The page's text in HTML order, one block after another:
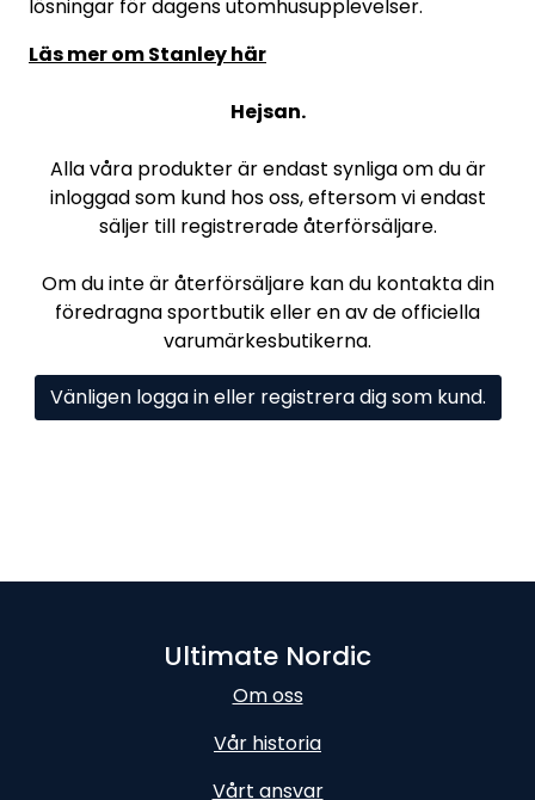
lösningar för dagens utomhusupplevelser.
Läs mer om Stanley här
Hejsan.
Alla våra produkter är endast synliga om du är
inloggad som kund hos oss, eftersom vi endast
säljer till registrerade återförsäljare.
Om du inte är återförsäljare kan du kontakta din
föredragna sportbutik eller en av de officiella
varumärkesbutikerna.
Vänligen logga in eller registrera dig som kund.
Ultimate Nordic
Om oss
Vår historia
Vårt ansvar